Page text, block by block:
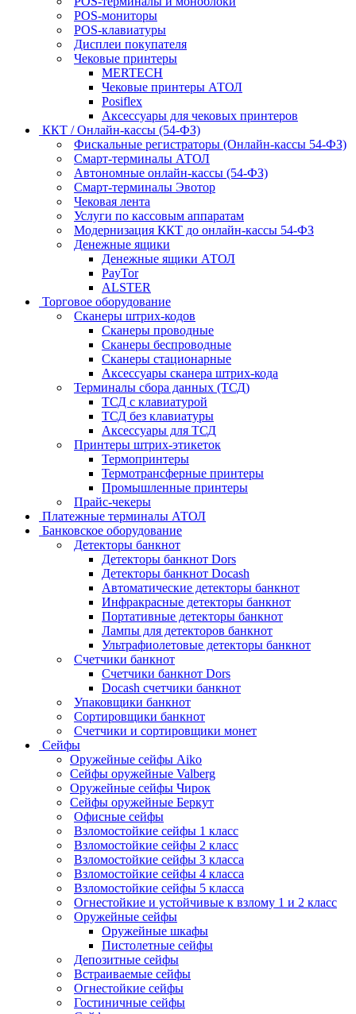
POS-мониторы
POS-клавиатуры
Дисплеи покупателя
Чековые принтеры
MERTECH
Чековые принтеры АТОЛ
Posiflex
Аксессуары для чековых принтеров
ККТ / Онлайн-кассы (54-ФЗ)
Фискальные регистраторы (Онлайн-кассы 54-ФЗ)
Смарт-терминалы АТОЛ
Автономные онлайн-кассы (54-ФЗ)
Смарт-терминалы Эвотор
Чековая лента
Услуги по кассовым аппаратам
Модернизация ККТ до онлайн-кассы 54-ФЗ
Денежные ящики
Денежные ящики АТОЛ
PayTor
ALSTER
Торговое оборудование
Сканеры штрих-кодов
Сканеры проводные
Сканеры беспроводные
Сканеры стационарные
Аксессуары сканера штрих-кода
Терминалы сбора данных (ТСД)
ТСД с клавиатурой
ТСД без клавиатуры
Аксессуары для ТСД
Принтеры штрих-этикеток
Термопринтеры
Термотрансферные принтеры
Промышленные принтеры
Прайс-чекеры
Платежные терминалы АТОЛ
Банковское оборудование
Детекторы банкнот
Детекторы банкнот Dors
Детекторы банкнот Docash
Автоматические детекторы банкнот
Инфракрасные детекторы банкнот
Портативные детекторы банкнот
Лампы для детекторов банкнот
Ультрафиолетовые детекторы банкнот
Счетчики банкнот
Счетчики банкнот Dors
Docash счетчики банкнот
Упаковщики банкнот
Сортировщики банкнот
Счетчики и сортировщики монет
Сейфы
Оружейные сейфы Aiko
Сейфы оружейные Valberg
Оружейные сейфы Чирок
Сейфы оружейные Беркут
Офисные сейфы
Взломостойкие сейфы 1 класс
Взломостойкие сейфы 2 класс
Взломостойкие сейфы 3 класса
Взломостойкие сейфы 4 класса
Взломостойкие сейфы 5 класса
Огнестойкие и устойчивые к взлому 1 и 2 класс
Оружейные сейфы
Оружейные шкафы
Пистолетные сейфы
Депозитные сейфы
Встраиваемые сейфы
Огнестойкие сейфы
Гостиничные сейфы